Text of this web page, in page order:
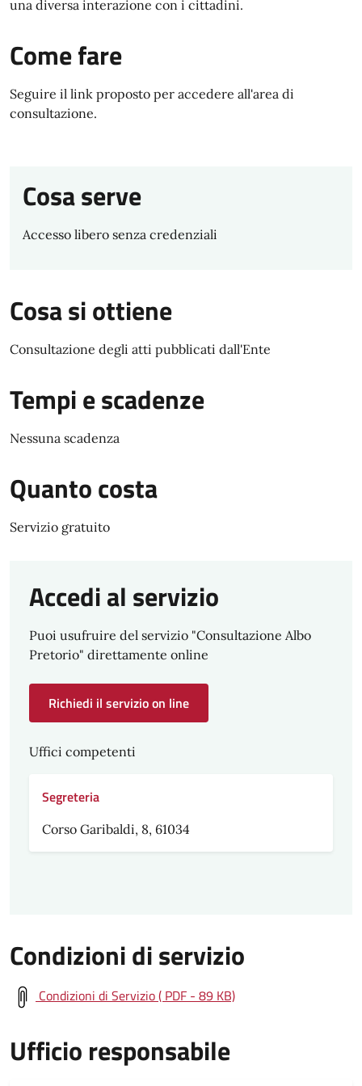
una diversa interazione con i cittadini.
Come fare
Seguire il link proposto per accedere all'area di
consultazione.
Cosa serve
Accesso libero senza credenziali
Cosa si ottiene
Consultazione degli atti pubblicati dall'Ente
Tempi e scadenze
Nessuna scadenza
Quanto costa
Servizio gratuito
Accedi al servizio
Puoi usufruire del servizio "Consultazione Albo
Pretorio" direttamente online
Richiedi il servizio on line
Uffici competenti
Segreteria
Corso Garibaldi, 8, 61034
Condizioni di servizio
Condizioni di Servizio ( PDF - 89 KB)
Ufficio responsabile